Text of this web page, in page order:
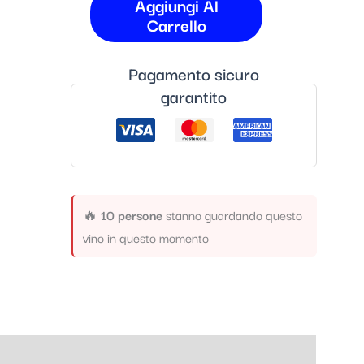
Carrello
Pagamento sicuro
garantito
🔥10 personestanno guardando questo
vino in questo momento